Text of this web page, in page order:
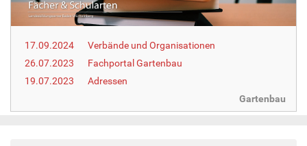
h
e
r
:
17.09.2024
Verbände und Organisationen
26.07.2023
Fachportal Gartenbau
19.07.2023
Adressen
Gartenbau